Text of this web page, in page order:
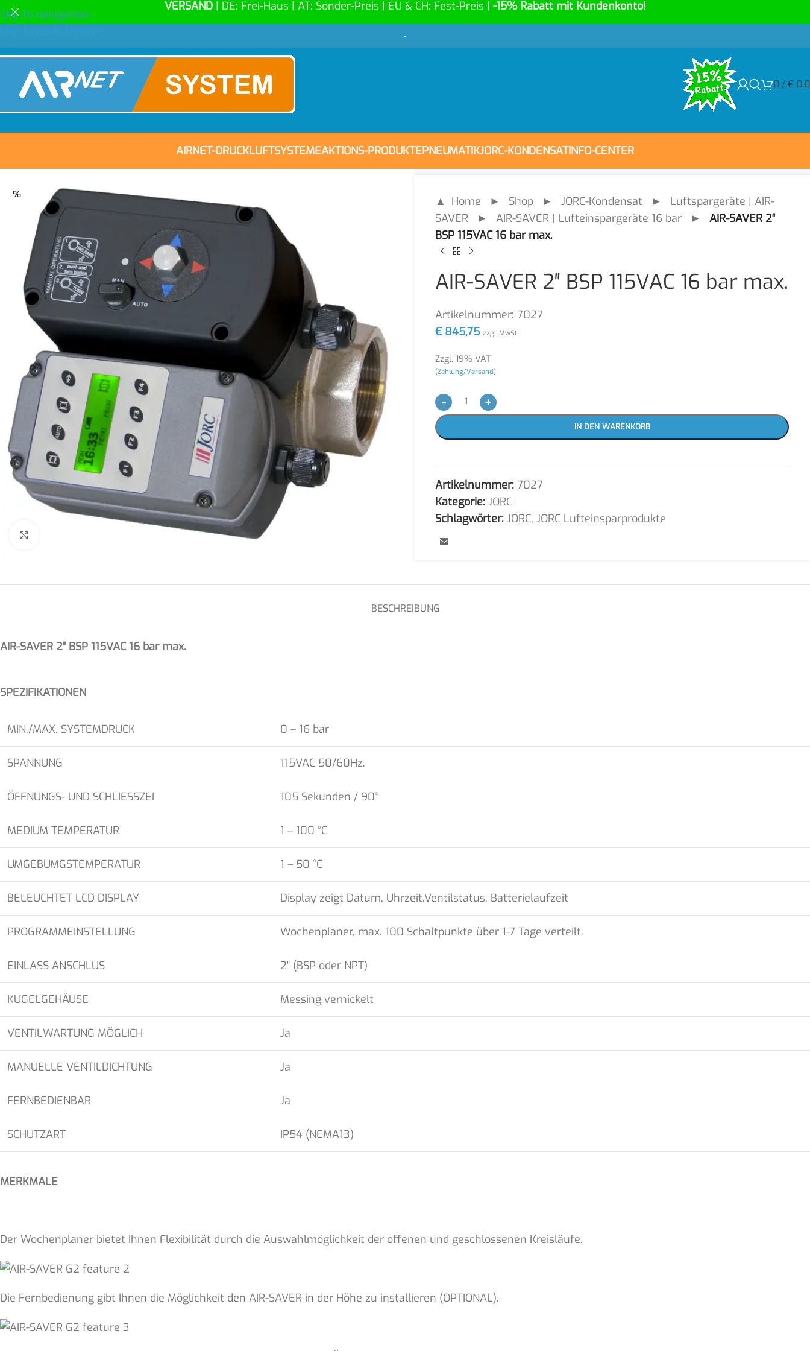
Skip to navigation
VERSAND | DE: Frei-Haus | AT: Sonder-Preis | EU & CH: Fest-Preis | -15% Rabatt mit Kundenkonto!
-
0 /€
AIRNET-DRUCKLUFTSYSTEMEAKTIONS-PRODUKTEPNEUMATIKJORC-KONDENSATINFO-CENTER
% ▲ Home ► Shop ► JORC-Kondensat ► Luftspargeräte | AIR-
SAVER ► AIR-SAVER | Lufteinspargeräte 16 bar ► AIR-SAVER 2″
BSP 115VAC 16 bar max.
AIR-SAVER 2″ BSP 115VAC 16 bar max.
Artikelnummer: 7027
€ 845,75 zzgl. MwSt.
Zzgl. 19% VAT
(Zahlung/Versand)
- +
IN DEN WARENKORB
Artikelnummer: 7027
Kategorie: JORC
Schlagwörter: JORC, JORC Lufteinsparprodukte
BESCHREIBUNG
AIR-SAVER 2″ BSP 115VAC 16 bar max.
SPEZIFIKATIONEN
MIN./MAX. SYSTEMDRUCK 0 – 16 bar
SPANNUNG 115VAC 50/60Hz.
ÖFFNUNGS- UND SCHLIESSZEI 105 Sekunden / 90°
MEDIUM TEMPERATUR 1 – 100 °C
UMGEBUMGSTEMPERATUR 1 – 50 °C
BELEUCHTET LCD DISPLAY Display zeigt Datum, Uhrzeit,Ventilstatus, Batterielaufzeit
PROGRAMMEINSTELLUNG Wochenplaner, max. 100 Schaltpunkte über 1-7 Tage verteilt.
EINLASS ANSCHLUS 2″ (BSP oder NPT)
KUGELGEHÄUSE Messing vernickelt
VENTILWARTUNG MÖGLICH Ja
MANUELLE VENTILDICHTUNG Ja
FERNBEDIENBAR Ja
SCHUTZART IP54 (NEMA13)
MERKMALE
Der Wochenplaner bietet Ihnen Flexibilität durch die Auswahlmöglichkeit der offenen und geschlossenen Kreisläufe.
Die Fernbedienung gibt Ihnen die Möglichkeit den AIR-SAVER in der Höhe zu installieren (OPTIONAL).